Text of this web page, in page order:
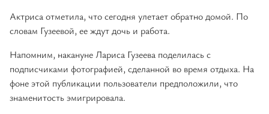
Актриса отметила, что сегодня улетает обратно домой. По
словам Гузеевой, ее ждут дочь и работа.
Напомним, накануне Лариса Гузеева поделилась с
подписчиками фотографией, сделанной во время отдыха. На
фоне этой публикации пользователи предположили, что
знаменитость эмигрировала.